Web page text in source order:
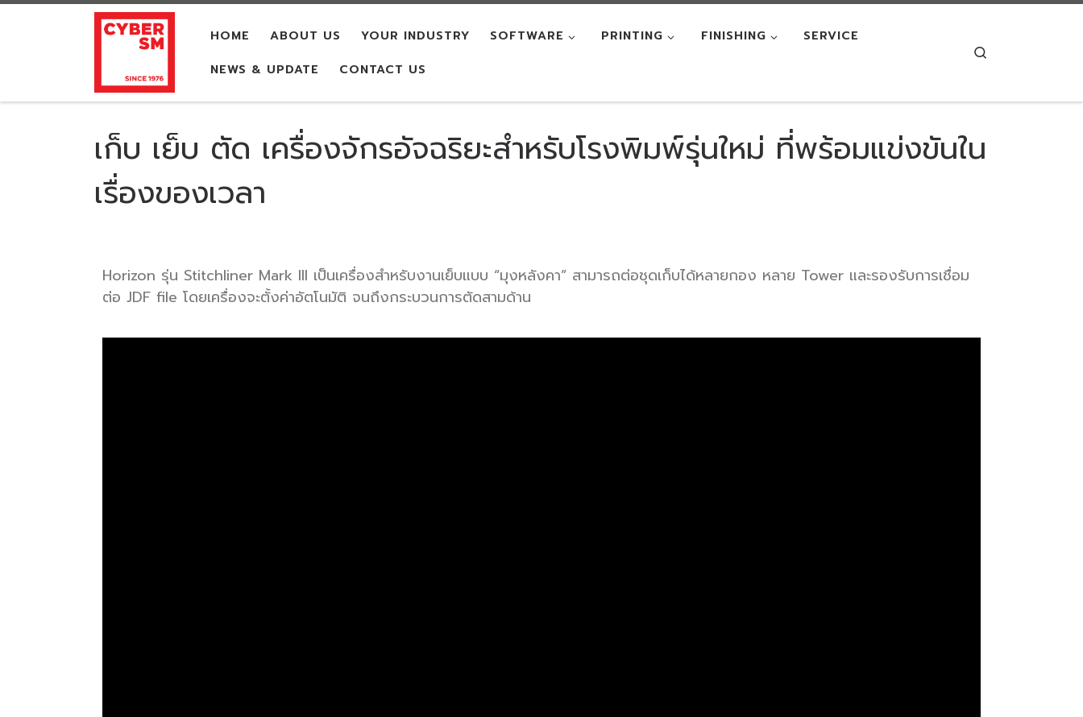
Skip to content
HOME ABOUT US YOUR INDUSTRY SOFTWARE PRINTING FINISHING
SERVICE
NEWS & UPDATE
CONTACT US
เก็บ เย็บ ตัด เครื่องจักรอัจฉริยะสำหรับโรงพิมพ์รุ่นใหม่ ที่พร้อมแข่งขันใน
เรื่องของเวลา
Horizon รุ่น Stitchliner Mark III เป็นเครื่องสำหรับงานเย็บแบบ “มุงหลังคา” สามารถต่อชุดเก็บได้หลายกอง หลาย Tower และรองรับการเชื่อม
ต่อ JDF file โดยเครื่องจะตั้งค่าอัตโนมัติ จนถึงกระบวนการตัดสามด้าน